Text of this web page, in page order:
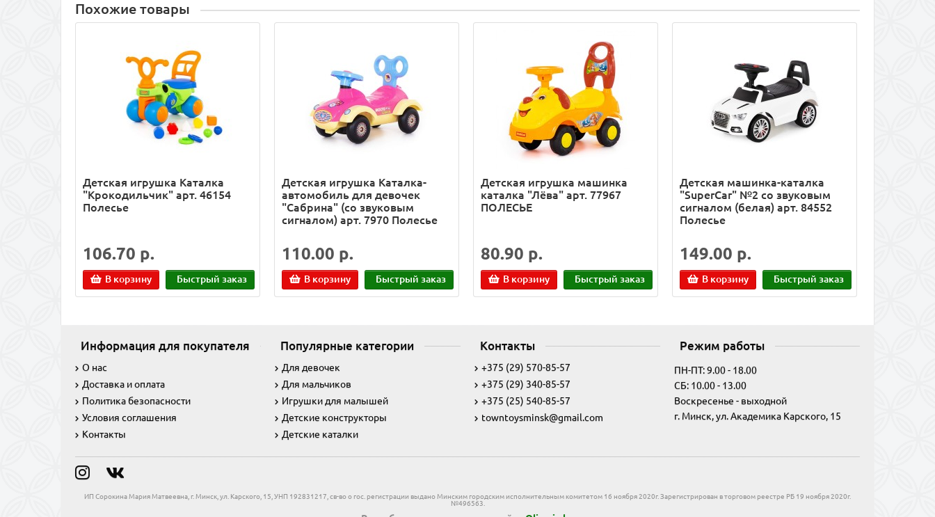
Похожие товары
Детская игрушка Каталка
"Крокодильчик" арт. 46154
Полесье
106.70 р.
В корзину Быстрый заказ
Детская игрушка Каталка-
автомобиль для девочек
"Сабрина" (со звуковым
сигналом) арт. 7970 Полесье
110.00 р.
В корзину Быстрый заказ
Детская игрушка машинка
каталка "Лёва" арт. 77967
ПОЛЕСЬЕ
80.90 р.
В корзину Быстрый заказ
Детская машинка-каталка
"SuperCar" №2 со звуковым
сигналом (белая) арт. 84552
Полесье
149.00 р.
В корзину Быстрый заказ
Информация для покупателя
О нас
Доставка и оплата
Политика безопасности
Условия соглашения
Контакты
Популярные категории
Для девочек
Для мальчиков
Игрушки для малышей
Детские конструкторы
Детские каталки
Контакты
+375 (29) 570-85-57
+375 (29) 340-85-57
+375 (25) 540-85-57
towntoysminsk@gmail.com
Режим работы
ПН-ПТ: 9.00 - 18.00
СБ: 10.00 - 13.00
Воскресенье - выходной
г. Минск, ул. Академика Карского, 15
ИП Сорокина Мария Матвеевна, г. Минск, ул. Карского, 15, УНП 192831217, св-во о гос. регистрации выдано Минским городским исполнительным комитетом 16 ноября 2020г. Зарегистрирован в торговом реестре РБ 19 ноября 2020г.
№496563.